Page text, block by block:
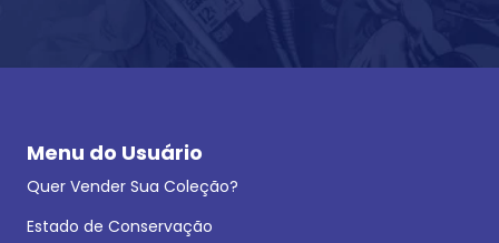
Menu do Usuário
Quer Vender Sua Coleção?
Estado de Conservação